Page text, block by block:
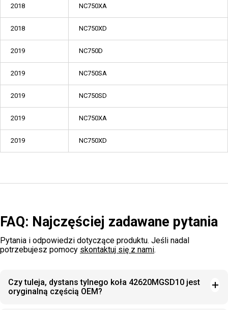
2018 NC750XA
2018 NC750XD
2019 NC750D
2019 NC750SA
2019 NC750SD
2019 NC750XA
2019 NC750XD
FAQ: Najczęściej zadawane pytania
Pytania i odpowiedzi dotyczące produktu. Jeśli nadal
potrzebujesz pomocy skontaktuj się z nami.
Czy tuleja, dystans tylnego koła 42620MGSD10 jest
oryginalną częścią OEM?